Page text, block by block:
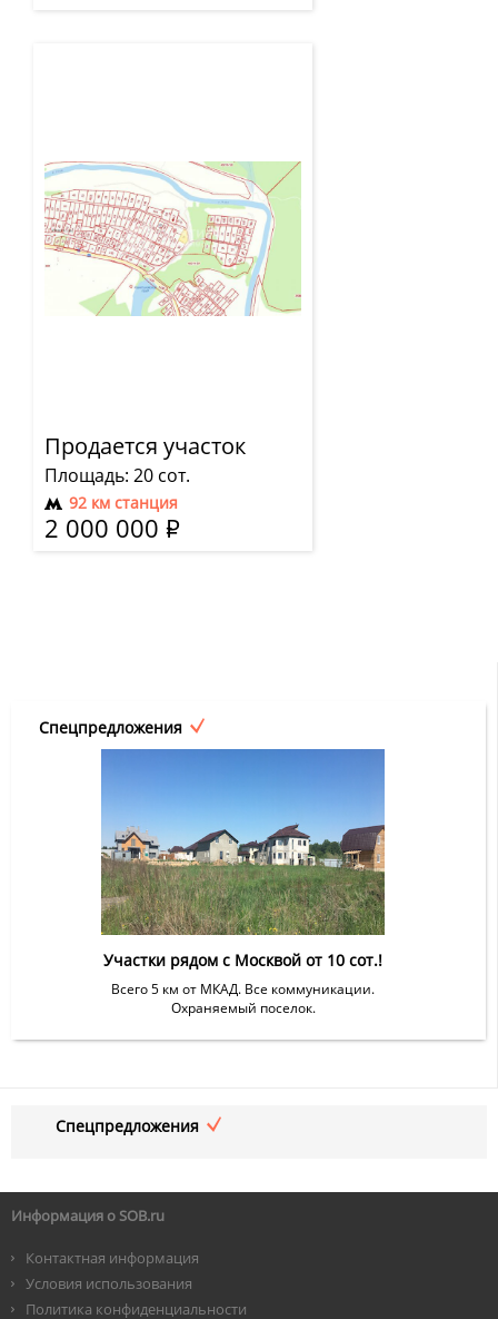
Продается участок
Площадь: 20 сот.
92 км станция
2 000 000 Р
Спецпредложения
Участки рядом с Москвой от 10 сот.!
Всего 5 км от МКАД. Все коммуникации.
Охраняемый поселок.
Спецпредложения
Информация о SOB.ru
Контактная информация
Условия использования
Политика конфиденциальности